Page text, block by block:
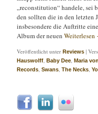
„reconstitution“ handele, sei
den sollten die in den letzten
insbesondere die Auftritte
Album der neuenWeiterlesen
Veröffentlicht unter Reviews |
Hauswolff ,Baby Dee ,Maria
Records ,Swans ,The Necks ,